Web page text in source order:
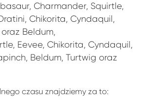
Charmander, Squirtle,
Chikorita, Cyndaquil,
Beldum,
Eevee, Chikorita, Cyndaquil,
Beldum, Turtwig oraz
czasu znajdziemy za to: